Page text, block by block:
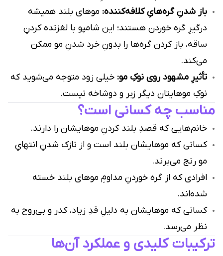
باز شدنِ گره‌هایِ کلافه‌کننده: موهای بلند همیشه
درگیرِ گره خوردن هستند؛ این شامپو با لغزنده کردنِ
ساقه، باز کردن گره‌ها را بدونِ خرد شدنِ مو ممکن
می‌کند.
تأثیرِ مشهود روی نوکِ مو: خیلی زود متوجه می‌شوید که
نوکِ موهایتان دیگر زبر و دوشاخه نیست.
مناسب چه کسانی است؟
خانم‌هایی که قصدِ بلند کردنِ موهایشان را دارند.
کسانی که موهایشان بلند است و از نازک شدنِ انتهایِ
مو رنج می‌برند.
افرادی که از گره خوردنِ مداومِ موهای بلند خسته
شده‌اند.
کسانی که موهایشان به دلیلِ قدِ زیاد، کدر و بی‌روح به
نظر می‌رسد.
ترکیبات کلیدی و عملکرد آن‌ها